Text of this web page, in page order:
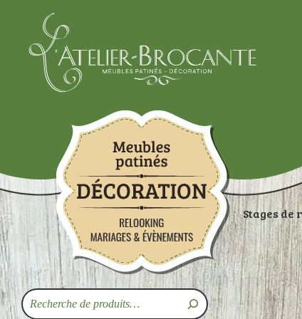
Stages de
RANGEMENTS TABLES ASSISES
Recherche